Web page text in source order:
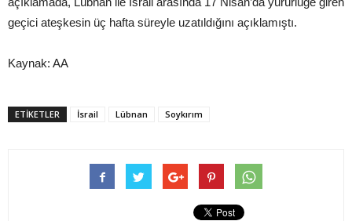
geçici ateşkesin üç hafta süreyle uzatıldığını açıklamıştı.
Kaynak: AA
ETIKETLER İsrail Lübnan Soykırım